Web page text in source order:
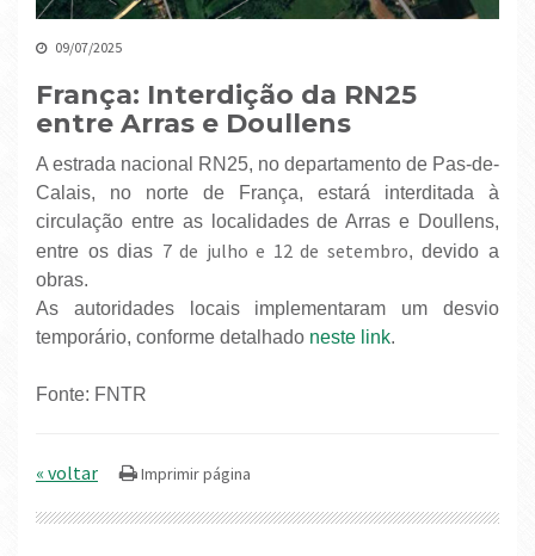
09/07/2025
França: Interdição da RN25
entre Arras e Doullens
A estrada nacional RN25, no departamento de Pas-de-
Calais, no norte de França, estará interditada à
circulação entre as localidades de Arras e Doullens,
entre os dias 7 de julho e 12 de setembro, devido a
obras.
As autoridades locais implementaram um desvio
temporário, conforme detalhado neste link.
Fonte: FNTR
« voltar